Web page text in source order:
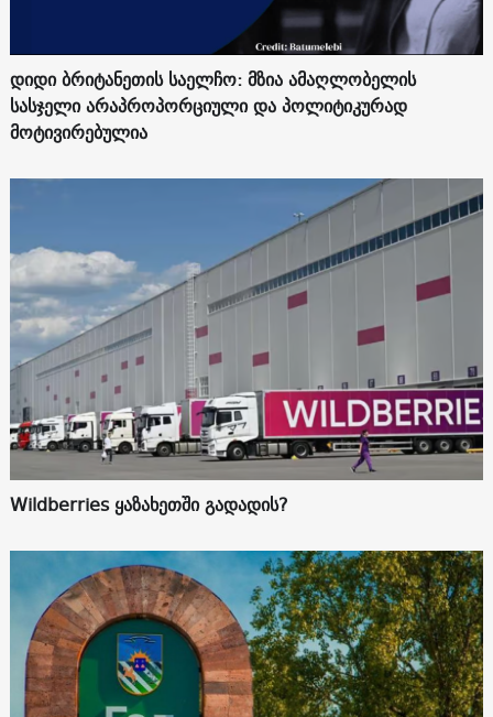
დიდი ბრიტანეთის საელჩო: მზია ამაღლობელის
სასჯელი არაპროპორციული და პოლიტიკურად
მოტივირებულია
Wildberries ყაზახეთში გადადის?